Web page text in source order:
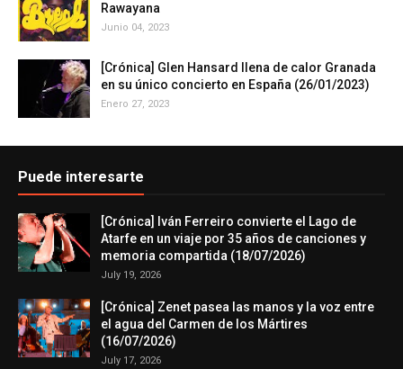
Rawayana
Junio 04, 2023
[Crónica] Glen Hansard llena de calor Granada
en su único concierto en España (26/01/2023)
Enero 27, 2023
Puede interesarte
[Crónica] Iván Ferreiro convierte el Lago de
Atarfe en un viaje por 35 años de canciones y
memoria compartida (18/07/2026)
July 19, 2026
[Crónica] Zenet pasea las manos y la voz entre
el agua del Carmen de los Mártires
(16/07/2026)
July 17, 2026